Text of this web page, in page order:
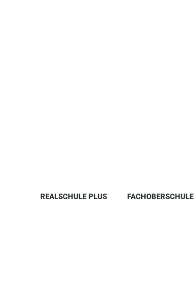
REALSCHULE PLUS FACHOBERSCHULE